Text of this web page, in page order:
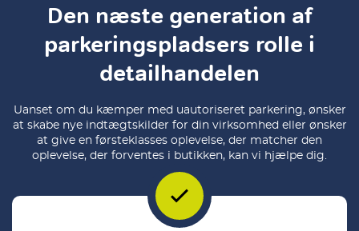
Den næste generation af
parkeringspladsers rolle i
detailhandelen
Uanset om du kæmper med uautoriseret parkering, ønsker
at skabe nye indtægtskilder for din virksomhed eller ønsker
at give en førsteklasses oplevelse, der matcher den
oplevelse, der forventes i butikken, kan vi hjælpe dig.